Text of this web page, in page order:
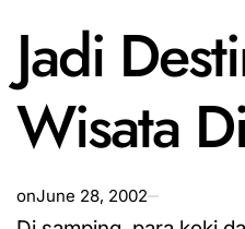
Jadi
Wisata
onJune 28, 2002